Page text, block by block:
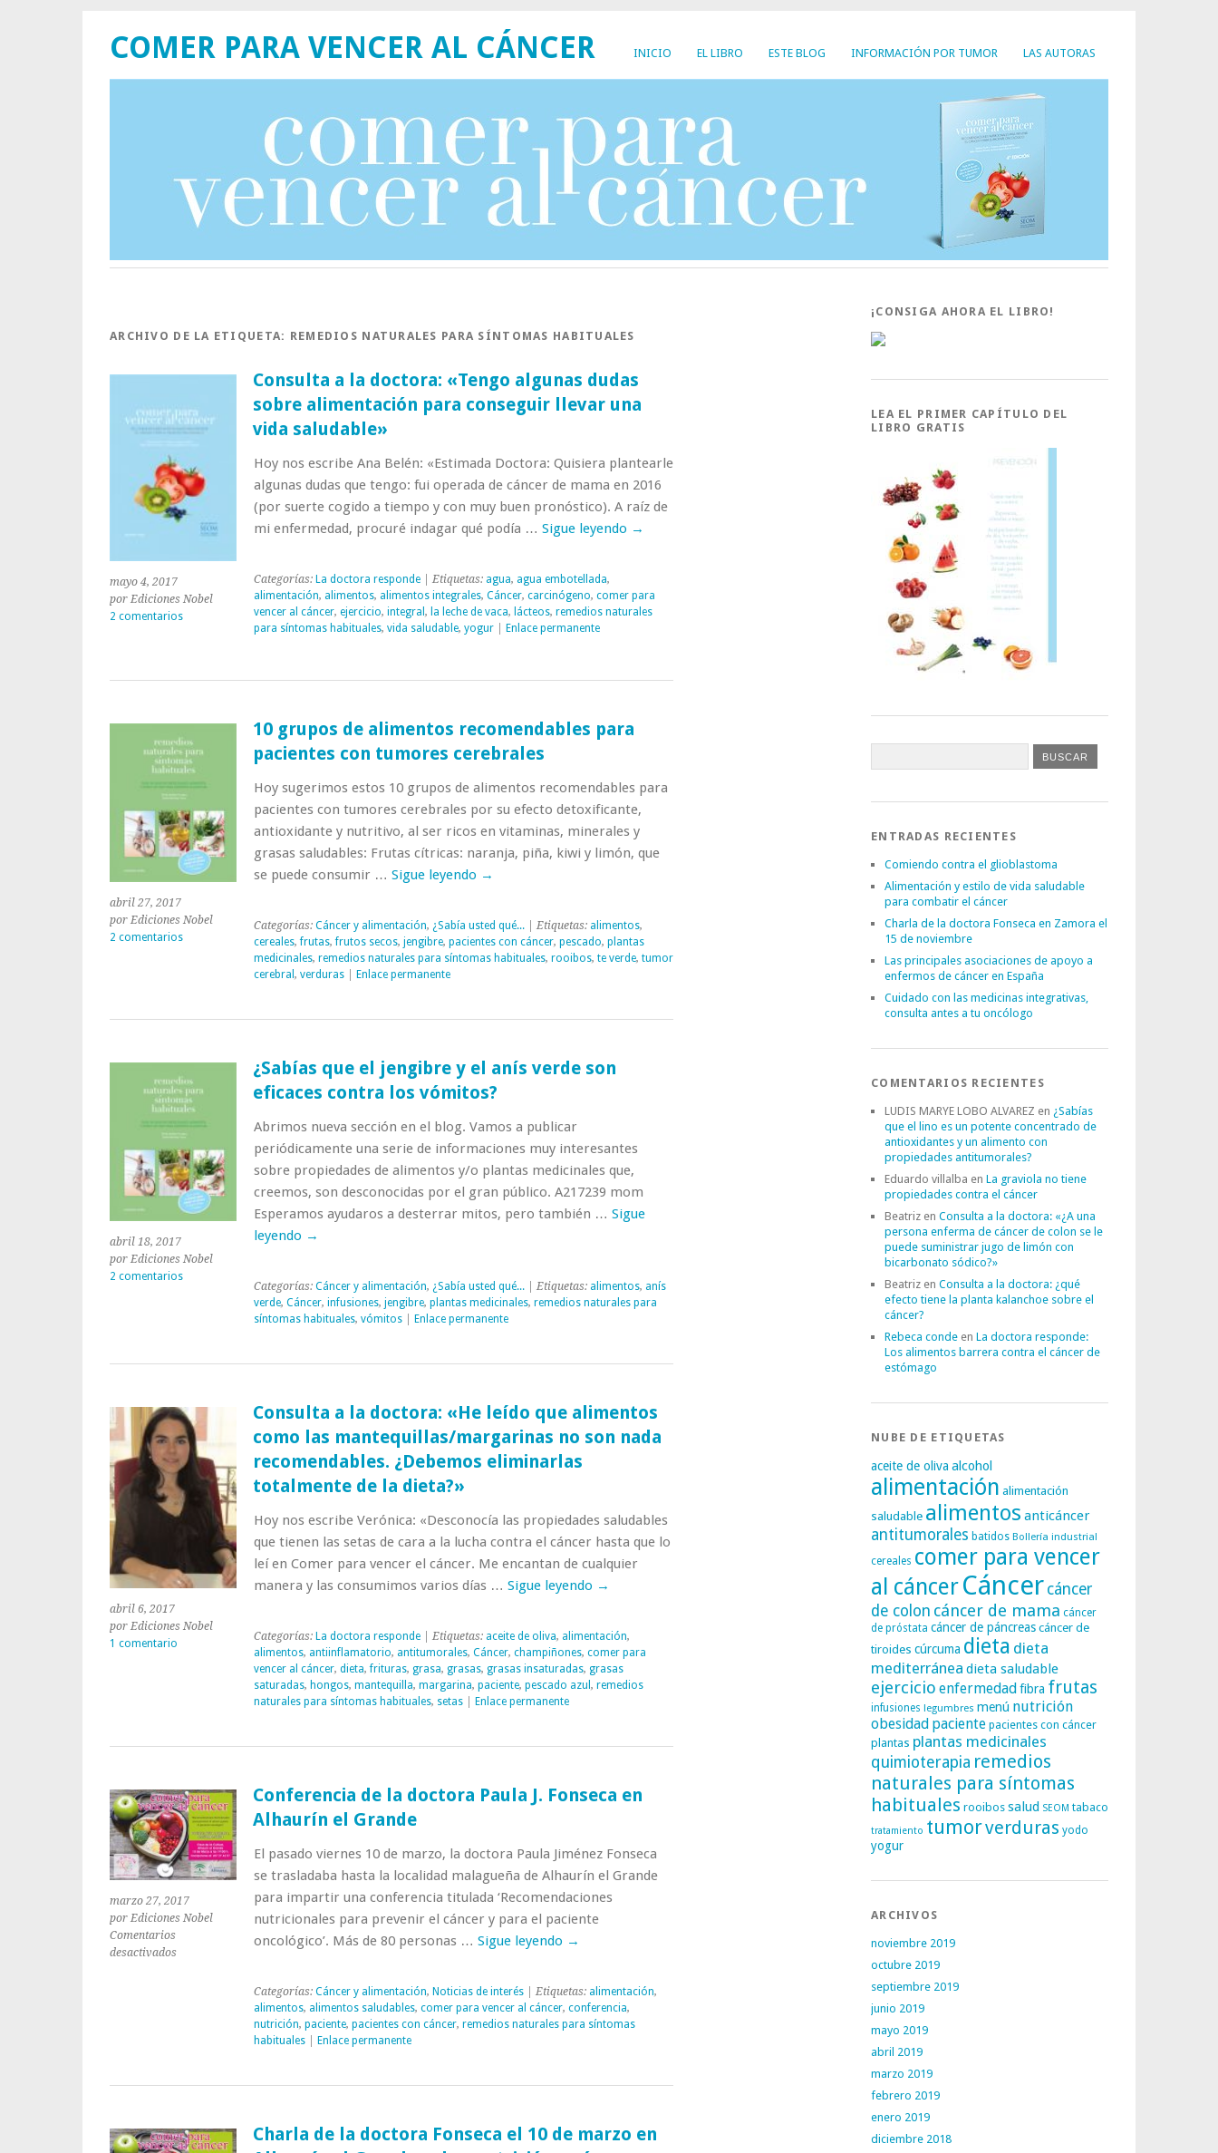
INICIO EL LIBRO ESTE BLOG INFORMACIÓN POR TUMOR LAS AUTORAS
COMER PARA VENCER AL CÁNCER
ARCHIVO DE LA ETIQUETA: REMEDIOS NATURALES PARA SÍNTOMAS HABITUALES
mayo 4, 2017
por Ediciones Nobel
2 comentarios
Consulta a la doctora: «Tengo algunas dudas
sobre alimentación para conseguir llevar una
vida saludable»
Hoy nos escribe Ana Belén: «Estimada Doctora: Quisiera plantearle
algunas dudas que tengo: fui operada de cáncer de mama en 2016
(por suerte cogido a tiempo y con muy buen pronóstico). A raíz de
mi enfermedad, procuré indagar qué podía … Sigue leyendo →
Categorías: La doctora responde| Etiquetas: agua, agua embotellada,
alimentación, alimentos, alimentos integrales, Cáncer, carcinógeno, comer para
vencer al cáncer, ejercicio, integral , la leche de vaca, lácteos, remedios naturales
para síntomas habituales, vida saludable, yogur| Enlace permanente
abril 27, 2017
por Ediciones Nobel
2 comentarios
10 grupos de alimentos recomendables para
pacientes con tumores cerebrales
Hoy sugerimos estos 10 grupos de alimentos recomendables para
pacientes con tumores cerebrales por su efecto detoxificante,
antioxidante y nutritivo, al ser ricos en vitaminas, minerales y
grasas saludables: Frutas cítricas: naranja, piña, kiwi y limón, que
se puede consumir … Sigue leyendo →
Categorías: Cáncer y alimentación, ¿Sabía usted qué...| Etiquetas: alimentos,
cereales,frutas,frutos secos, jengibre, pacientes con cáncer, pescado, plantas
medicinales, remedios naturales para síntomas habituales, rooibos, te verde, tumor
cerebral , verduras| Enlace permanente
abril 18, 2017
por Ediciones Nobel
2 comentarios
¿Sabías que el jengibre y el anís verde son
eficaces contra los vómitos?
Abrimos nueva sección en el blog. Vamos a publicar
periódicamente una serie de informaciones muy interesantes
sobre propiedades de alimentos y/o plantas medicinales que,
creemos, son desconocidas por el gran público. A217239 mom
Esperamos ayudaros a desterrar mitos, pero también … Sigue
leyendo →
Categorías: Cáncer y alimentación, ¿Sabía usted qué...| Etiquetas: alimentos, anís
verde, Cáncer, infusiones, jengibre, plantas medicinales, remedios naturales para
síntomas habituales, vómitos| Enlace permanente
abril 6, 2017
por Ediciones Nobel
1 comentario
Consulta a la doctora: «He leído que alimentos
como las mantequillas/margarinas no son nada
recomendables. ¿Debemos eliminarlas
totalmente de la dieta?»
Hoy nos escribe Verónica: «Desconocía las propiedades saludables
que tienen las setas de cara a la lucha contra el cáncer hasta que lo
leí en Comer para vencer el cáncer. Me encantan de cualquier
manera y las consumimos varios días … Sigue leyendo →
Categorías: La doctora responde| Etiquetas: aceite de oliva, alimentación,
alimentos, antiinflamatorio, antitumorales, Cáncer, champiñones, comer para
vencer al cáncer, dieta,frituras, grasa, grasas, grasas insaturadas, grasas
saturadas, hongos, mantequilla, margarina, paciente, pescado azul , remedios
naturales para síntomas habituales, setas| Enlace permanente
marzo 27, 2017
por Ediciones Nobel
Comentarios
desactivadosen
en
Grande
Conferencia de la doctora Paula J. Fonseca en
Alhaurín el Grande
El pasado viernes 10 de marzo, la doctora Paula Jiménez Fonseca
se trasladaba hasta la localidad malagueña de Alhaurín el Grande
para impartir una conferencia titulada ‘Recomendaciones
nutricionales para prevenir el cáncer y para el paciente
oncológico’. Más de 80 personas … Sigue leyendo →
Categorías: Cáncer y alimentación, Noticias de interés| Etiquetas: alimentación,
alimentos, alimentos saludables, comer para vencer al cáncer, conferencia,
nutrición, paciente, pacientes con cáncer, remedios naturales para síntomas
habituales| Enlace permanente
Charla de la doctora Fonseca el 10 de marzo en
¡CONSIGA AHORA EL LIBRO!
LEA EL PRIMER CAPÍTULO DEL
LIBRO GRATIS
ENTRADAS RECIENTES
Comiendo contra el glioblastoma
Alimentación y estilo de vida saludable
para combatir el cáncer
Charla de la doctora Fonseca en Zamora el
15 de noviembre
Las principales asociaciones de apoyo a
enfermos de cáncer en España
Cuidado con las medicinas integrativas,
consulta antes a tu oncólogo
COMENTARIOS RECIENTES
LUDIS MARYE LOBO ALVAREZ en ¿Sabías
que el lino es un potente concentrado de
antioxidantes y un alimento con
propiedades antitumorales?
Eduardo villalba en La graviola no tiene
propiedades contra el cáncer
Beatriz en Consulta a la doctora: «¿A una
persona enferma de cáncer de colon se le
puede suministrar jugo de limón con
bicarbonato sódico?»
Beatriz en Consulta a la doctora: ¿qué
efecto tiene la planta kalanchoe sobre el
cáncer?
Rebeca conde en La doctora responde:
Los alimentos barrera contra el cáncer de
estómago
NUBE DE ETIQUETAS
aceite de oliva alcohol
alimentación alimentación
saludable alimentos anticáncer
antitumorales batidos Bollería industrial
cereales comer para vencer
al cáncerCáncer cáncer
de colon cáncer de mama cáncer
de próstata cáncer de páncreascáncer de
tiroides cúrcuma dieta dieta
mediterránea dieta saludable
ejercicio enfermedadfibra frutas
infusiones legumbres menú nutrición
obesidad paciente pacientes con cáncer
plantas plantas medicinales
quimioterapia remedios
naturales para síntomas
habituales rooibos salud SEOM tabaco
tratamiento tumorverduras yodo
yogur
ARCHIVOS
noviembre 2019
octubre 2019
septiembre 2019
junio 2019
mayo 2019
abril 2019
marzo 2019
febrero 2019
enero 2019
diciembre 2018